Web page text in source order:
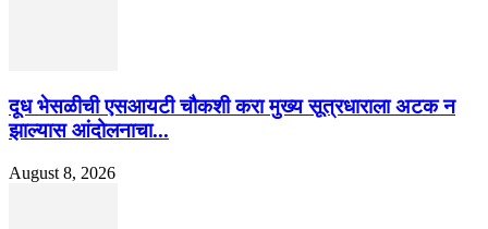
दूध भेसळीची एसआयटी चौकशी करा मुख्य सूत्रधाराला अटक न
झाल्यास आंदोलनाचा...
August 8, 2026